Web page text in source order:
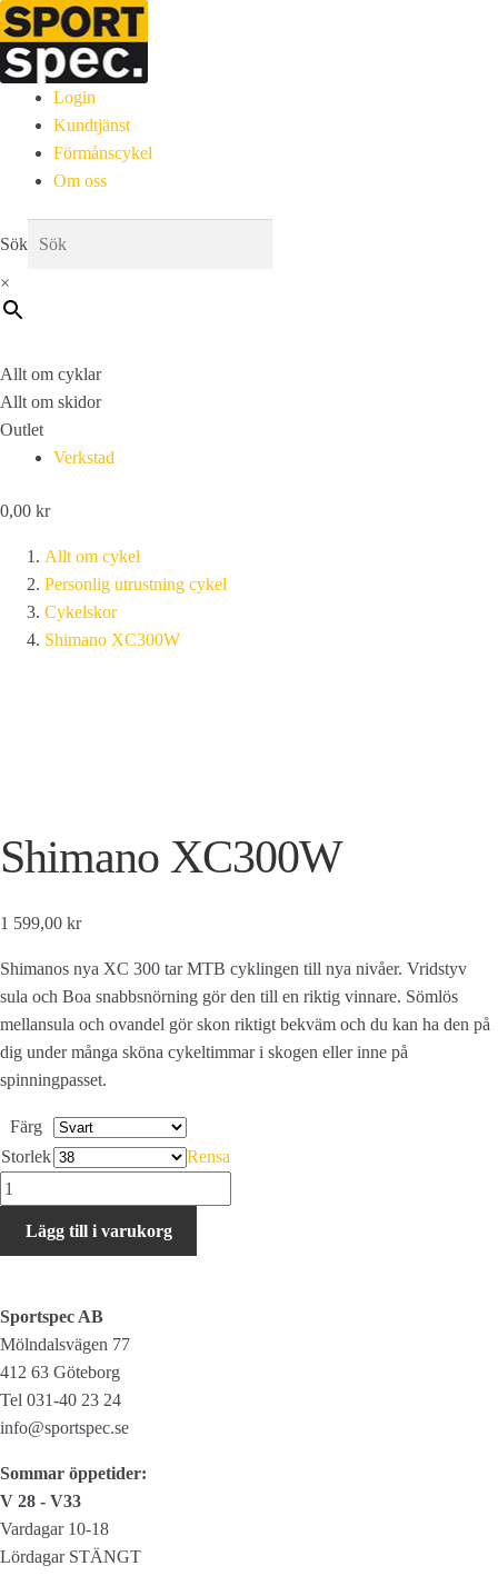
Login
Kundtjänst
Förmånscykel
Om oss
Sök
×
Allt om cyklar
Allt om skidor
Outlet
Verkstad
0,00 kr
Allt om cykel
Personlig utrustning cykel
Cykelskor
Shimano XC300W
Shimano XC300W
1 599,00 kr
Shimanos nya XC 300 tar MTB cyklingen till nya nivåer. Vridstyv
sula och Boa snabbsnörning gör den till en riktig vinnare. Sömlös
mellansula och ovandel gör skon riktigt bekväm och du kan ha den på
dig under många sköna cykeltimmar i skogen eller inne på
spinningpasset.
Färg
Storlek
Rensa
Shimano
XC300W
mängdLägg till i varukorg
Sportspec AB
Mölndalsvägen 77
412 63 Göteborg
Tel 031-40 23 24
info@sportspec.se
Sommar öppetider:
V 28 - V33
Vardagar 10-18
Lördagar STÄNGT